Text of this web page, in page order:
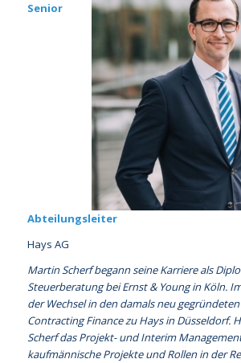
Senior
Abteilungsleiter
Hays AG
Martin Scherf begann seine Karriere als
Steuerberatung bei Ernst & Young in Köln.
der Wechsel in den damals neu
Contracting Finance zu Hays in Düsseldorf.
Scherf das Projekt- und Interim
kaufmännische Projekte und Rollen in der